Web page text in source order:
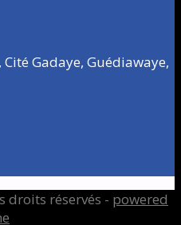
Gadaye, Guédiawaye,
droits réservés - powered